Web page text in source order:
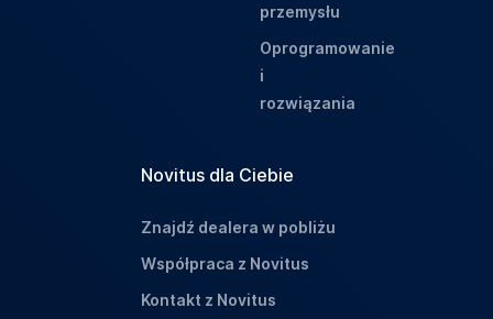
przemysłu
Oprogramowanie
i
rozwiązania
Novitus dla Ciebie
Znajdź dealera w pobliżu
Współpraca z Novitus
Kontakt z Novitus